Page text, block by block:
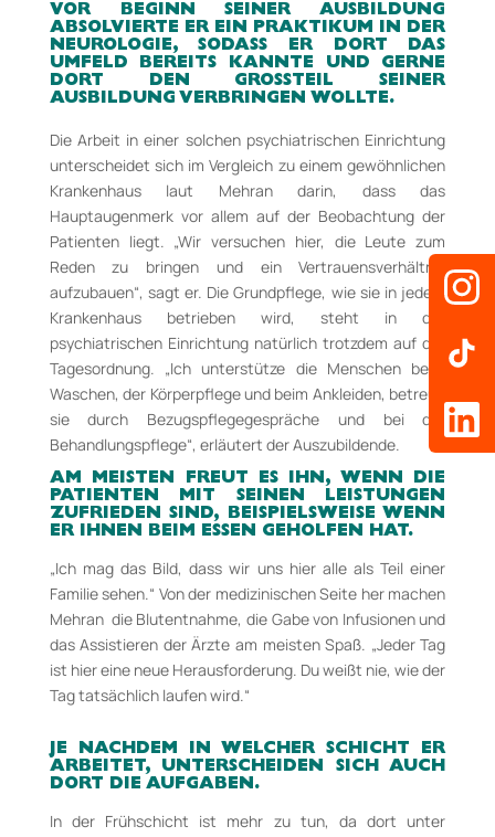
VOR BEGINN SEINER AUSBILDUNG
ABSOLVIERTE ER EIN PRAKTIKUM IN DER
NEUROLOGIE, SODASS ER DORT DAS
UMFELD BEREITS KANNTE UND GERNE
DORT DEN GROSSTEIL SEINER A
USBILDUNG VERBRINGEN WOLLTE.
Die Arbeit in einer solchen psychiatrischen Einrichtung
unterscheidet sich im Vergleich zu einem gewöhnlichen
Krankenhaus laut Mehran darin, dass das
Hauptaugenmerk vor allem auf der Beobachtung der
Patienten liegt. „Wir versuchen hier, die Leute zum
Reden zu bringen und ein Vertrauensverhältnis
aufzubauen“, sagt er. Die Grundpflege, wie sie in jedem
Krankenhaus betrieben wird, steht in der
psychiatrischen Einrichtung natürlich trotzdem auf der
Tagesordnung. „Ich unterstütze die Menschen beim
Waschen, der Körperpflege und beim Ankleiden, betreue
sie durch Bezugspflegegespräche und bei der
Behandlungspflege“, erläutert der Auszu­bildende.
AM MEISTEN FREUT ES IHN, WENN DIE
PATIENTEN MIT SEINEN LEISTUNGEN
ZUFRIEDEN SIND, BEISPIELSWEISE WENN
ER IHNEN BEIM ESSEN GEHOLFEN HAT.
„Ich mag das Bild, dass wir uns hier alle als Teil einer
Familie sehen.“ Von der medizinischen Seite her machen
Mehran die Blutentnahme, die Gabe von Infusionen und
das Assistieren der Ärzte am meisten Spaß. „Jeder Tag
ist hier eine neue Herausforderung. Du weißt nie, wie der
Tag tatsächlich laufen wird.“
JE NACHDEM IN WELCHER SCHICHT ER
ARBEITET, UNTERSCHEIDEN SICH AUCH
DORT DIE AUFGABEN.
In der Frühschicht ist mehr zu tun, da dort unter